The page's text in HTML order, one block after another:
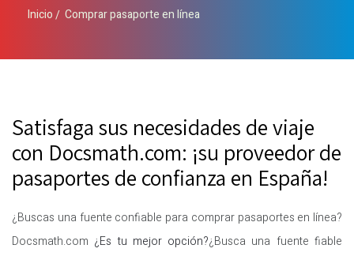
Inicio Comprar pasaporte en línea
Satisfaga sus necesidades de viaje
con Docsmath.com: ¡su proveedor de
pasaportes de confianza en España!
¿Buscas una fuente confiable para comprar pasaportes en línea?
Docsmath.com ¿Es tu mejor opción?¿Busca una fuente fiable